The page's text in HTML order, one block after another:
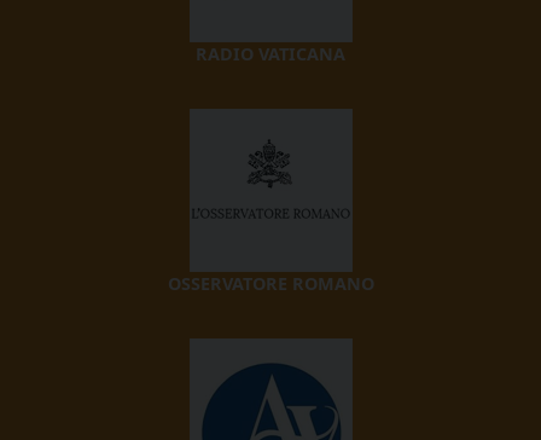
RADIO VATICANA
OSSERVATORE ROMANO